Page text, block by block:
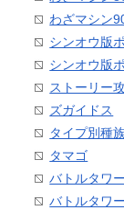
わざマシン
シンオウ版
シンオウ版
ストーリー
ズガイドス
タイプ別種
タマゴ
バトルタワ
バトルタワ